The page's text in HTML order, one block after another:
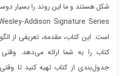
شکل هستند و ما این روند را بسیار
است. این کتاب، مقدمه، تعریفی از
کتاب را به شما ارائه می‌دهد.
جدول‌بندی از کتاب تهیه کنید تا